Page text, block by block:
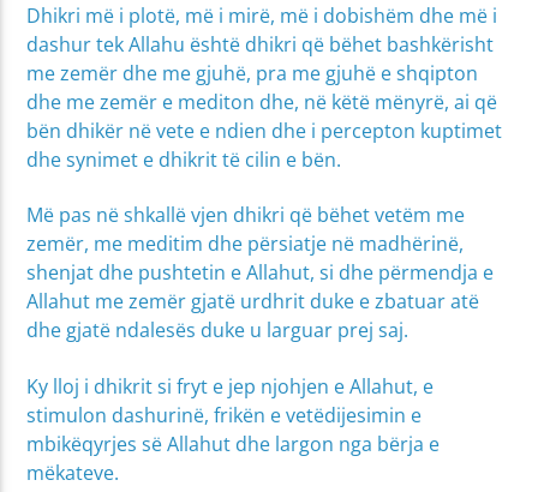
Dhikri më i plotë, më i mirë, më i dobishëm dhe më i
dashur tek Allahu është dhikri që bëhet bashkërisht
me zemër dhe me gjuhë, pra me gjuhë e shqipton
dhe me zemër e mediton dhe, në këtë mënyrë, ai që
bën dhikër në vete e ndien dhe i percepton kuptimet
dhe synimet e dhikrit të cilin e bën.
Më pas në shkallë vjen dhikri që bëhet vetëm me
zemër, me meditim dhe përsiatje në madhërinë,
shenjat dhe pushtetin e Allahut, si dhe përmendja e
Allahut me zemër gjatë urdhrit duke e zbatuar atë
dhe gjatë ndalesës duke u larguar prej saj.
Ky lloj i dhikrit si fryt e jep njohjen e Allahut, e
stimulon dashurinë, frikën e vetëdijesimin e
mbikëqyrjes së Allahut dhe largon nga bërja e
mëkateve.